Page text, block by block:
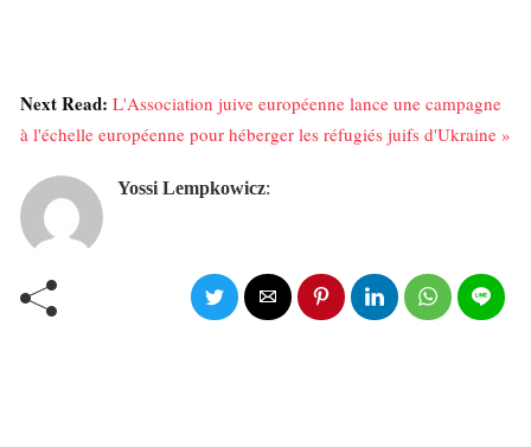
Next Read: L'Association juive européenne lance une campagne
à l'échelle européenne pour héberger les réfugiés juifs d'Ukraine »
Yossi Lempkowicz: